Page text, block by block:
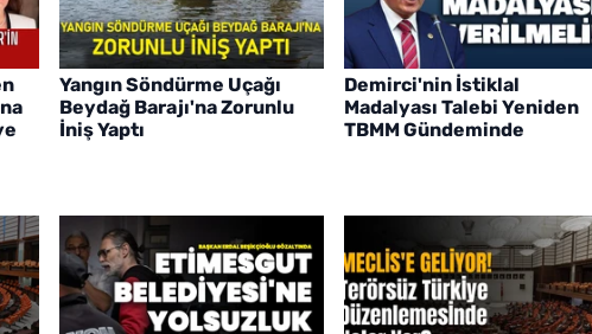
Yangın Söndürme Uçağı
Beydağ Barajı'na Zorunlu
İniş Yaptı
Demirci'nin İstiklal
Madalyası Talebi Yeniden
TBMM Gündeminde